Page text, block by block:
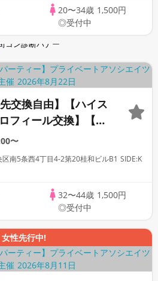
20〜34歳 1,500円
◎受付中
交換自由】【ハイス
フィール交換】【カ
ラフォー世代】初め
も安心です◇プライ
ラブ
〜
南5条西4丁目4-2第20桂和ビルB1 SIDE:K
32〜44歳 1,500円
◎受付中
女性先行中!